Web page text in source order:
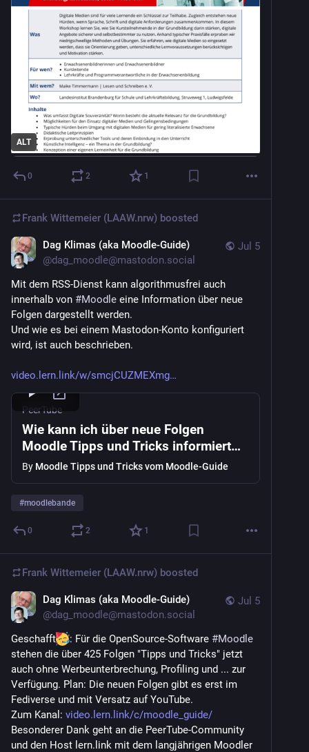
ALT
0 2 1
Frank Wittemeier (LAAW.nrw) boosted
Jul 5
Dag Klimas (aka Moodle-Guide)
@dag_moodle@mastodon.social
Mit dem RSS-Dienst kann algorithmusfrei auch
innerhalb von #Moodle eine Information über neue
Folgen dargestellt werden.
Und wie es bei einem Mastodon-Konto konfiguriert
wird, ist auch beschrieben.
video.lern.link/w/smcjCUZMEXmg
PeerTube
Wie kann ich über neue Folgen
Moodle Tipps und Tricks informiert
werden?
By Moodle Tipps und Tricks vom Moodle-Guide
#moodlebande
0 2 1
Frank Wittemeier (LAAW.nrw) boosted
Jul 5
Dag Klimas (aka Moodle-Guide)
@dag_moodle@mastodon.social
Geschafft
: Für die OpenSource-Software #Moodle
stehen die über 425 Folgen "Tipps und Tricks" jetzt
auch ohne Werbeunterbrechung, Profiling und ... zur
Verfügung. Plan: Die neuen Folgen gibt es erst im
Fediverse und mit Versatz auf YouTube.
Zum Kanal: video.lern.link/c/moodle_guide/
Besonderer Dank geht an die PeerTube-Community
und den Host lern.link mit dem langjährigen Moodler